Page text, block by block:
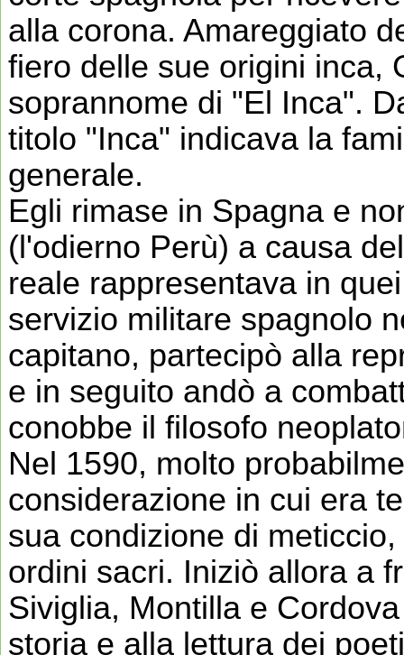
alla corona. Amareggiato
fiero delle sue origini inca,
soprannome di "El Inca".
titolo "Inca" indicava la
generale.
Egli rimase in Spagna e
(l'odierno Perù) a causa
reale rappresentava in
servizio militare spagnolo
capitano, partecipò alla
e in seguito andò a
conobbe il filosofo
Nel 1590, molto
considerazione in cui era
sua condizione di
ordini sacri. Iniziò allora a
Siviglia, Montilla e
storia e alla lettura dei